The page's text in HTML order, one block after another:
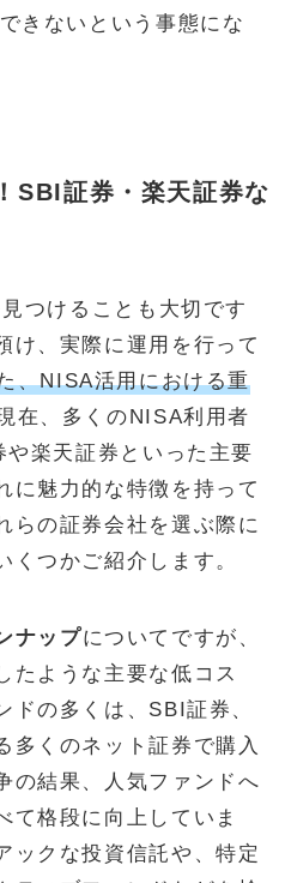
きないという事態にな
SBI証券・楽天証券な
つけることも大切です
け、実際に運用を行って
、NISA活用における重
在、多くのNISA利用者
楽天証券といった主要
に魅力的な特徴を持って
らの証券会社を選ぶ際に
くつかご紹介します。
ナップについてですが、
たような主要な低コス
ドの多くは、SBI証券、
多くのネット証券で購入
の結果、人気ファンドへ
て格段に向上していま
ックな投資信託や、特定